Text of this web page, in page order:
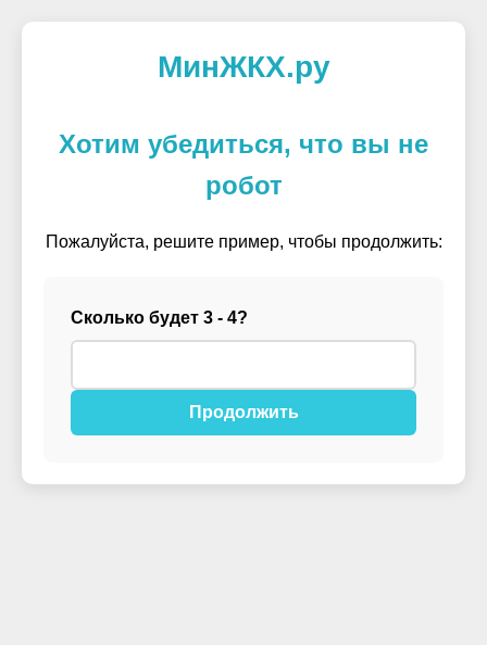
МинЖКХ.ру
Хотим убедиться, что вы не
робот
Пожалуйста, решите пример, чтобы продолжить:
Сколько будет 3 - 4?
Продолжить